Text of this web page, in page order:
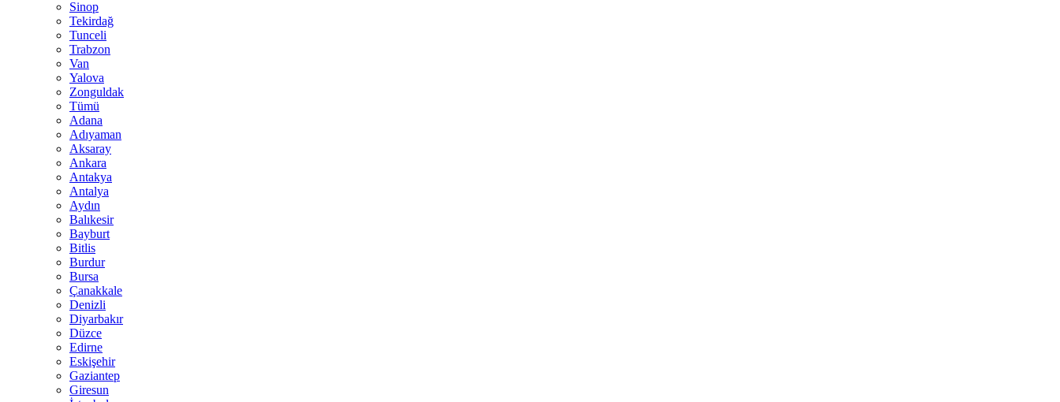
Sinop
Tekirdağ
Tunceli
Trabzon
Van
Yalova
Zonguldak
Tümü
Adana
Adıyaman
Aksaray
Ankara
Antakya
Antalya
Aydın
Balıkesir
Bayburt
Bitlis
Burdur
Bursa
Çanakkale
Denizli
Diyarbakır
Düzce
Edirne
Eskişehir
Gaziantep
Giresun